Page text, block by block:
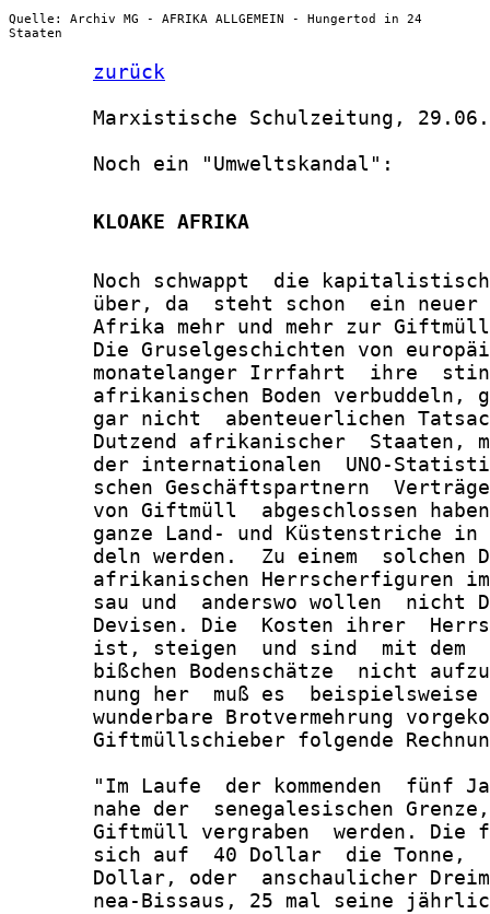
Quelle: Archiv MG - AFRIKA ALLGEMEIN - Hungertod in 24
Staaten
zurück
Marxistische Schulzeitung,
       Noch ein "Umweltskandal":
       KLOAKE AFRIKA
Noch schwappt  die
über, da  steht schon  ein
Afrika mehr und mehr zur
Die Gruselgeschichten von
monatelanger Irrfahrt  ihre
afrikanischen Boden verbuddeln,
gar nicht  abenteuerlichen
Dutzend afrikanischer  Staaten,
der internationalen  UNO-
schen Geschäftspartnern
von Giftmüll  abgeschlossen
ganze Land- und Küstenstriche
deln werden.  Zu einem  solchen
afrikanischen Herrscherfiguren
sau und  anderswo wollen  nicht
Devisen. Die  Kosten ihrer
ist, steigen  und sind  mit dem
bißchen Bodenschätze  nicht
nung her  muß es
wunderbare Brotvermehrung
Giftmüllschieber folgende
"Im Laufe  der kommenden  fünf
nahe der  senegalesischen
Giftmüll vergraben  werden. Die
sich auf  40 Dollar  die Tonne,
Dollar, oder  anschaulicher
nea-Bissaus, 25 mal seine